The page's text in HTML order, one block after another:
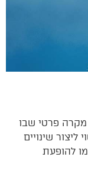
מקרה פרטי שבו
שינויים
להופעת